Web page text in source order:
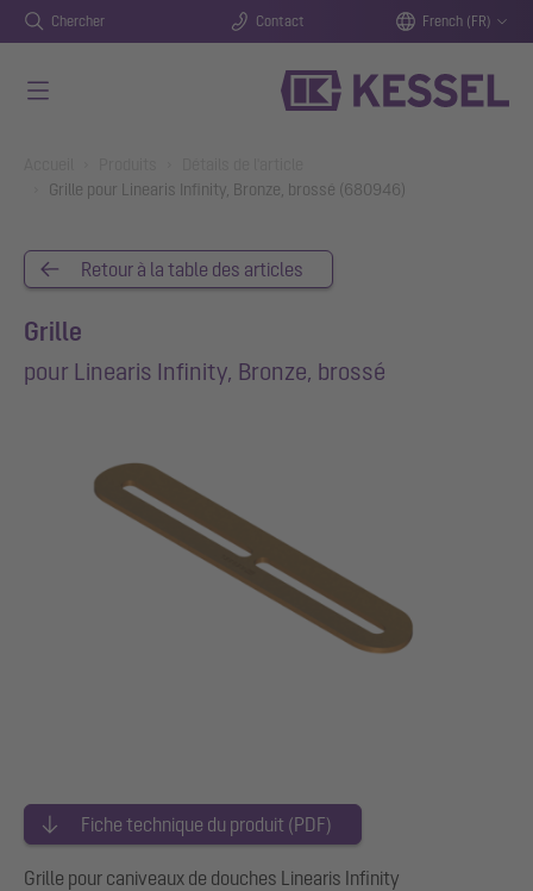
Chercher Contact French (FR)
Grille pour Linearis Infinity, Bronze, brossé (680946)
Retour à la table des articles
Grille
pour Linearis Infinity, Bronze, brossé
Fiche technique du produit (PDF)
Grille pour caniveaux de douches Linearis Infinity